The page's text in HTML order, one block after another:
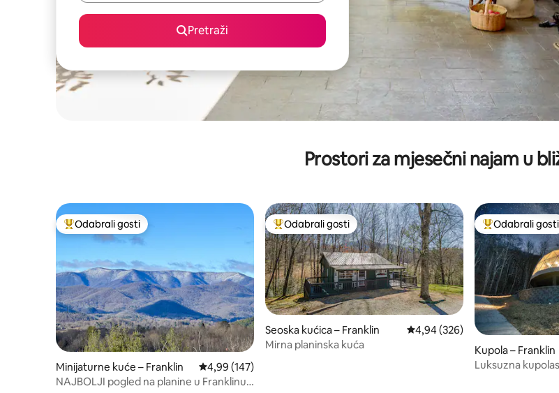
Pretraži
Prostori za mjesečni najam u
Među najviše rangiranima s oznakom „Odabrali gosti”
Odabrali gosti
Minijaturne kuće – Franklin Prosječna ocjena: 4,99/5, recenzija: 147
4,99 (147)
NAJBOLJI pogled na planine u Franklinu!
Među najviše rangiranima s oznakom „Odabrali gosti”
Odabrali gosti
Seoska kućica – Franklin Prosječna ocjena: 4,94/5,
4,94 (326)
Mirna planinska kuća
Među najviše
Odabrali gosti
Kupola – Franklin
Luksuzna